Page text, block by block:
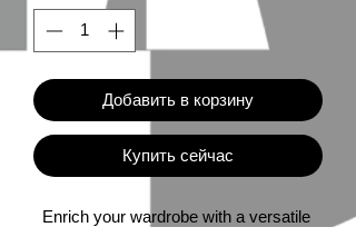
Добавить в корзину
Купить сейчас
Enrich your wardrobe with a versatile